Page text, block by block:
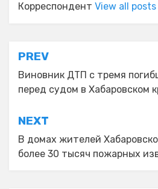
Корреспондент View all
Навигация
по
записям
PREV
Виновник ДТП с тремя
перед судом в Хабаровском
NEXT
В домах жителей
более 30 тысяч пожарных